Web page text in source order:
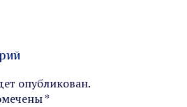
опубликован.
*